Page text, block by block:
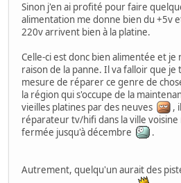
Sinon j'en ai profité pour faire
alimentation me donne bien du +5v
220v arrivent bien à la platine.
Celle-ci est donc bien alimentée et je
raison de la panne. Il va falloir que
mesure de réparer ce genre de
la région qui s'occupe de la
vieilles platines par des neuves
,
réparateur tv/hifi dans la ville voisine
fermée jusqu'à décembre
.
Autrement, quelqu'un aurait des